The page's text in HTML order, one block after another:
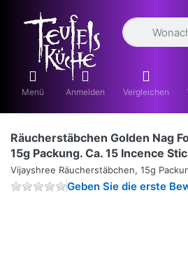
Geben Sie
Menü Anmelden Vergleichen
Räucherstäbchen Golden Nag
15g Packung. Ca. 15 Incence
Vijayshree Räucherstäbchen, 15g
Geben Sie die erste